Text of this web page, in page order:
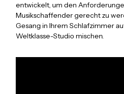
entwickelt, um den
Musikschaffender gerecht zu
Gesang in Ihrem Schlafzimmer
Weltklasse-Studio mischen.